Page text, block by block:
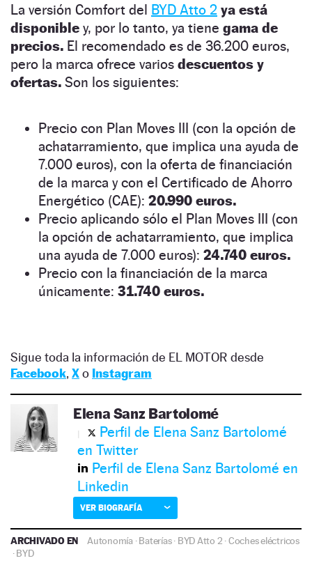
La versión Comfort del BYD Atto 2 ya está
disponible y, por lo tanto, ya tiene gama de
precios. El recomendado es de 36.200 euros,
pero la marca ofrece varios descuentos y
ofertas. Son los siguientes:
Precio con Plan Moves III (con la opción de
achatarramiento, que implica una ayuda de
7.000 euros), con la oferta de financiación
de la marca y con el Certificado de Ahorro
Energético (CAE): 20.990 euros.
Precio aplicando sólo el Plan Moves III (con
la opción de achatarramiento, que implica
una ayuda de 7.000 euros): 24.740 euros.
Precio con la financiación de la marca
únicamente: 31.740 euros.
Sigue toda la información de EL MOTOR desde
Facebook, Xo Instagram
Elena Sanz Bartolomé
Perfil de Elena Sanz Bartolomé
en Twitter
Perfil de Elena Sanz Bartolomé en
Linkedin
VER BIOGRAFÍA
ARCHIVADO EN Autonomía·Baterías· BYD Atto 2 ·Coches eléctricos
·BYD